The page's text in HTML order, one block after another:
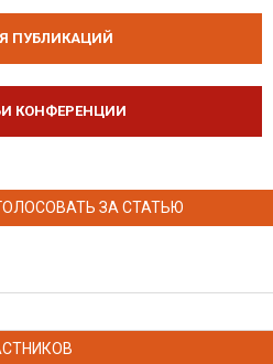
ПУБЛИКАЦИЙ
КОНФЕРЕНЦИИ
ЗА СТАТЬЮ